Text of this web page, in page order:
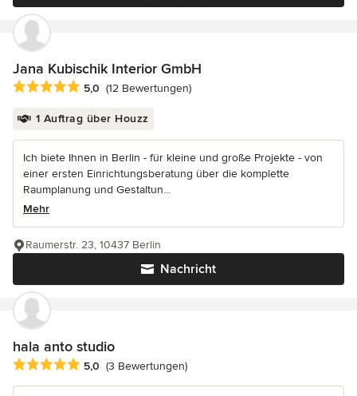
Jana Kubischik Interior GmbH
Durchschnittliche Bewertung: 5 von 5 Sternen
5,0 (12 Bewertungen)
1 Auftrag über Houzz
Ich biete Ihnen in Berlin - für kleine und große Projekte - von
einer ersten Einrichtungsberatung über die komplette
Raumplanung und Gestaltun...
Mehr
Nachricht
Raumerstr. 23, 10437 Berlin
hala anto studio
Durchschnittliche Bewertung: 5 von 5 Sternen
5,0 (3 Bewertungen)